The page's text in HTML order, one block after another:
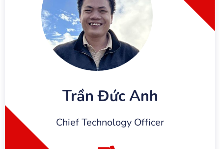
Trần Đức Anh
Chief Technology Officer